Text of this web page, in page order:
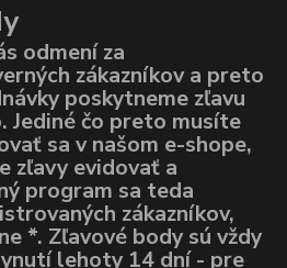
odmení za
zákazníkov a preto
poskytneme zľavu
Jediné čo preto musíte
sa v našom e-shope,
zľavy evidovať a
program sa teda
zákazníkov,
*. Zľavové body sú vždy
lehoty 14 dní - pre